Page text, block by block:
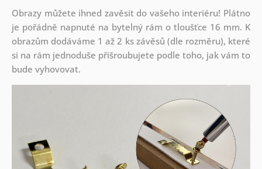
Obrazy můžete ihned zavěsit do vašeho interiéru! Plátno
je pořádně napnuté na bytelný rám o tloušťce 16 mm. K
obrazům dodáváme 1 až 2 ks závěsů (dle rozměru), které
si na rám jednoduše přišroubujete podle toho, jak vám to
bude vyhovovat.